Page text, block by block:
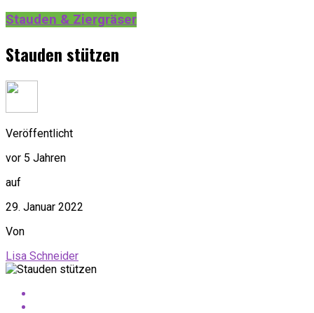
Stauden & Ziergräser
Stauden stützen
Veröffentlicht
vor 5 Jahren
auf
29. Januar 2022
Von
Lisa Schneider